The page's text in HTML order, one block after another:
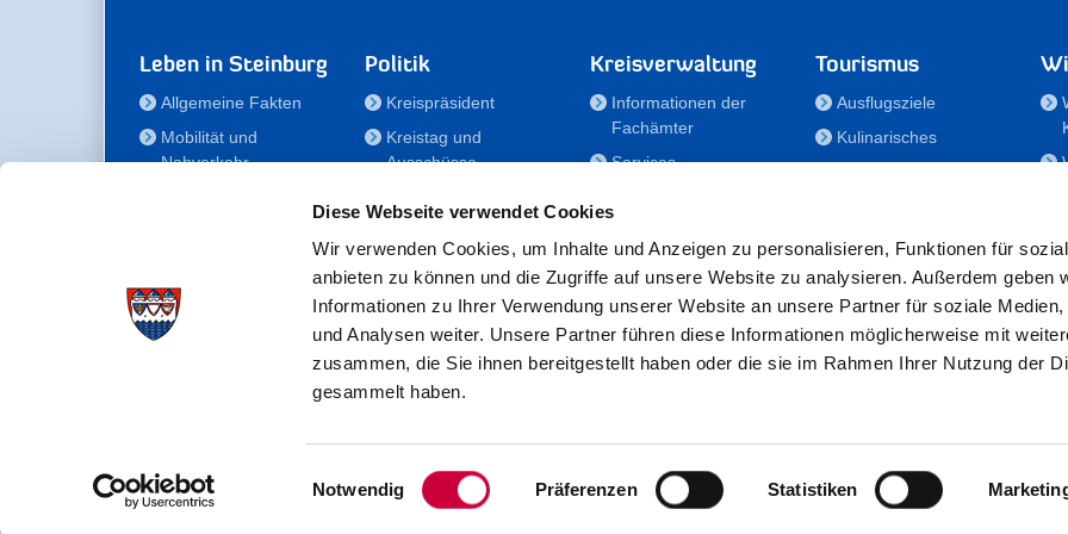
Diese Webseite verwendet Cookies
Wir verwenden Cookies, um Inhalte und Anzeigen zu personalisieren, Funktionen für
anbieten zu können und die Zugriffe auf unsere Website zu analysieren. Außerdem geben
Informationen zu Ihrer Verwendung unserer Website an unsere Partner für soziale Medien,
und Analysen weiter. Unsere Partner führen diese Informationen möglicherweise mit
zusammen, die Sie ihnen bereitgestellt haben oder die sie im Rahmen Ihrer Nutzung der
gesammelt haben.
Einwilligungsauswahl
Notwendig Präferenzen Statistiken
Leben in Steinburg
Allgemeine Fakten
Mobilität und
Nahverkehr
Gesundheit
Bildung
Politik
Kreispräsident
Kreistag und
Ausschüsse
für Menschen mit
Behinderung
Der
Kreisseniorenbeirat
Förderstiftung
Fördergesellschaft/Sportförderung
Kreisverwaltung
Informationen der
Fachämter
Services
Nachwuchskräfte
Notdienste
Formulare/Downloads
RSS-Feeds
Tourismus
Ausflugsziele
Kulinarisches
Veranstaltungen
Kreisverwaltung Steinburg · Viktoriastraße 16-18 · 25524 Itzehoe · Telefon: 04821/69-0 · Fax: 04821/699-356 · E-Mail:
Datenschutz·Impressum Hinweisgeberschutzgesetz